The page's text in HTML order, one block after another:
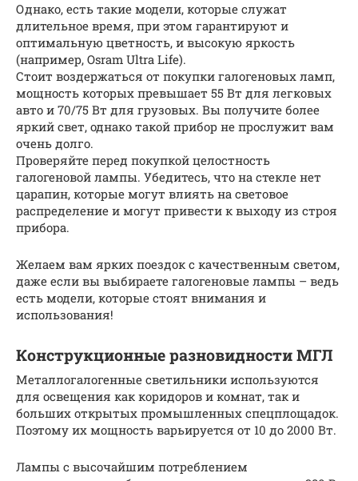
Однако, есть такие модели, которые служат
длительное время, при этом гарантируют и
оптимальную цветность, и высокую яркость
(например, Osram Ultra Life).
Стоит воздержаться от покупки галогеновых ламп,
мощность которых превышает 55 Вт для легковых
авто и 70/75 Вт для грузовых. Вы получите более
яркий свет, однако такой прибор не прослужит вам
очень долго.
Проверяйте перед покупкой целостность
галогеновой лампы. Убедитесь, что на стекле нет
царапин, которые могут влиять на световое
распределение и могут привести к выходу из строя
прибора.
Желаем вам ярких поездок с качественным светом,
даже если вы выбираете галогеновые лампы – ведь
есть модели, которые стоят внимания и
использования!
Конструкционные разновидности МГЛ
Металлогалогенные светильники используются
для освещения как коридоров и комнат, так и
больших открытых промышленных спецплощадок.
Поэтому их мощность варьируется от 10 до 2000 Вт.
Лампы с высочайшим потреблением